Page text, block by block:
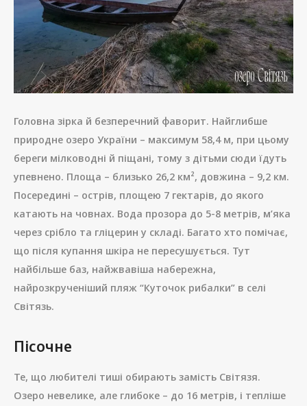
Головна зірка й безперечний фаворит. Найглибше
природне озеро України – максимум 58,4 м, при цьому
береги мілководні й піщані, тому з дітьми сюди їдуть
упевнено. Площа – близько 26,2 км², довжина – 9,2 км.
Посередині – острів, площею 7 гектарів, до якого
катають на човнах. Вода прозора до 5-8 метрів, м’яка
через срібло та гліцерин у складі. Багато хто помічає,
що після купання шкіра не пересушується. Тут
найбільше баз, найжвавіша набережна,
найрозкрученіший пляж “Куточок рибалки” в селі
Світязь.
Пісочне
Те, що любителі тиші обирають замість Світязя.
Озеро невелике, але глибоке – до 16 метрів, і тепліше